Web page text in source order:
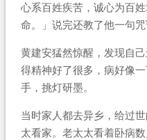
心系百姓疾苦，诚心为百
命。」说完还教了他一句咒
黄建安猛然惊醒，发现自
得精神好了很多，病好像
手，挑灯研墨。
当时家人都去异乡，给过
太看家。老太太看着卧病